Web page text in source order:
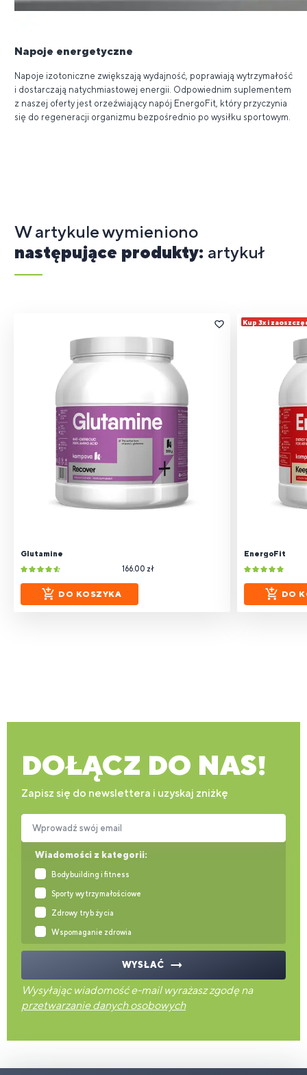
Napoje energetyczne
Napoje izotoniczne zwiększają wydajność, poprawiają wytrzymałość
i dostarczają natychmiastowej energii. Odpowiednim suplementem
z naszej oferty jest orzeźwiający napój EnergoFit, który przyczynia
się do regeneracji organizmu bezpośrednio po wysiłku sportowym.
W artykule wymieniono
następujące produkty: artykuł
Glutamine
166.00 zł
DO KOSZYKA
Kup 3x i
EnergoFit
DO
DOŁĄCZ DO NAS!
Zapisz się do newslettera i uzyskaj zniżkę
Wiadomości z kategorii:
Bodybuilding i fitness
Sporty wytrzymałościowe
Zdrowy tryb życia
Wspomaganie zdrowia
Wprowadź swój email
WYSŁAĆ
Wysyłając wiadomość e-mail wyrażasz zgodę na
przetwarzanie danych osobowych